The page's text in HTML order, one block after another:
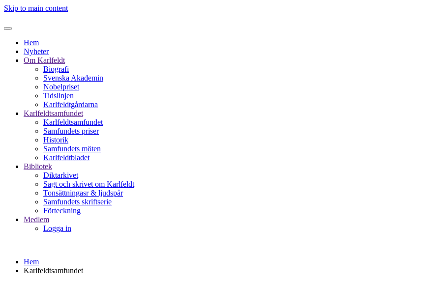
Skip to main content
Hem
Nyheter
Om Karlfeldt
Biografi
Svenska Akademin
Nobelpriset
Tidslinjen
Karlfeldtgårdarna
Karlfeldtsamfundet
Karlfeldtsamfundet
Samfundets priser
Historik
Samfundets möten
Karlfeldtbladet
Bibliotek
Diktarkivet
Sagt och skrivet om Karlfeldt
Tonsättningasr & ljudspår
Samfundets skriftserie
Förteckning
Medlem
Logga in
Hem
Karlfeldtsamfundet